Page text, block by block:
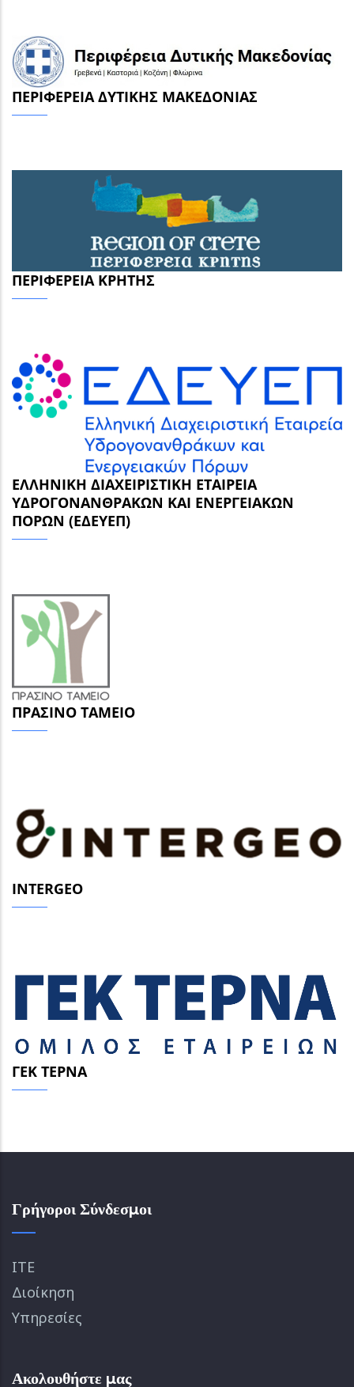
ΠΕΡΙΦΈΡΕΙΑ ΔΥΤΙΚΉΣ ΜΑΚΕΔΟΝΊΑΣ
ΠΕΡΙΦΈΡΕΙΑ ΚΡΉΤΗΣ
ΕΛΛΗΝΙΚΉ ΔΙΑΧΕΙΡΙΣΤΙΚΉ ΕΤΑΙΡΕΊΑ
ΥΔΡΟΓΟΝΑΝΘΡΆΚΩΝ ΚΑΙ ΕΝΕΡΓΕΙΑΚΏΝ
ΠΌΡΩΝ (ΕΔΕΥΕΠ)
ΠΡΆΣΙΝΟ ΤΑΜΕΊΟ
INTERGEO
ΓΕΚ ΤΕΡΝΑ
Γρήγοροι Σύνδεσμοι
ΙΤΕ
Διοίκηση
Υπηρεσίες
Ακολουθήστε μας